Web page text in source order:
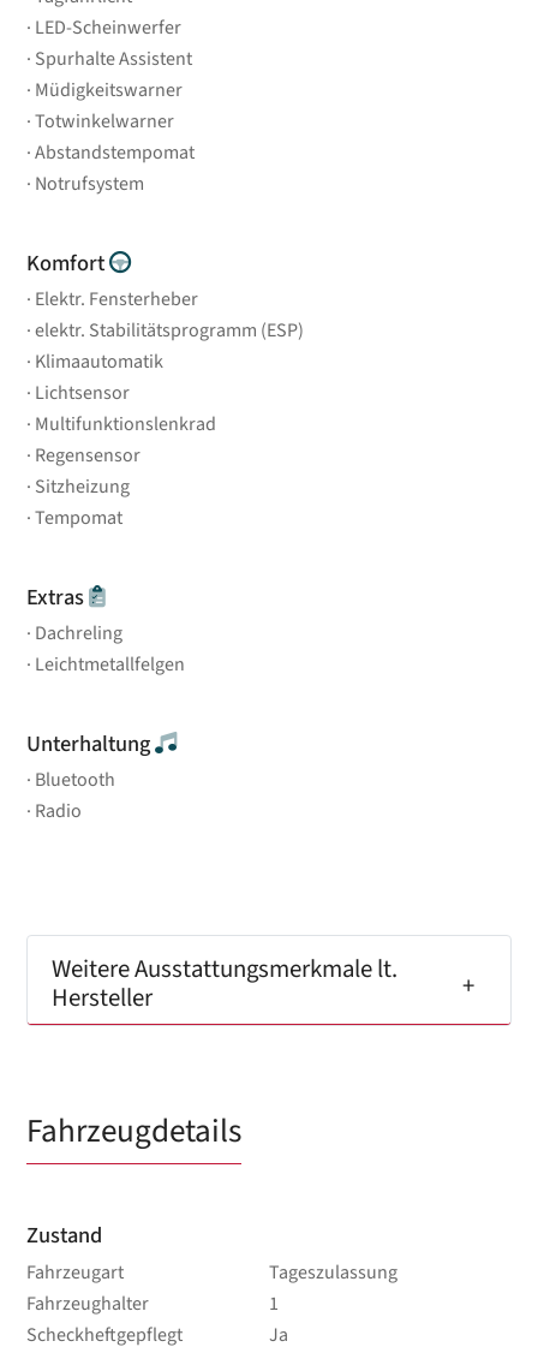
LED-Scheinwerfer
Spurhalte Assistent
Müdigkeitswarner
Totwinkelwarner
Abstandstempomat
Notrufsystem
Komfort
Elektr. Fensterheber
elektr. Stabilitätsprogramm (ESP)
Klimaautomatik
Lichtsensor
Multifunktionslenkrad
Regensensor
Sitzheizung
Tempomat
Extras
Dachreling
Leichtmetallfelgen
Unterhaltung
Bluetooth
Radio
Weitere Ausstattungsmerkmale lt.
Hersteller
Fahrzeugdetails
Zustand
Fahrzeugart
Tageszulassung
Fahrzeughalter
1
Scheckheftgepflegt
Ja